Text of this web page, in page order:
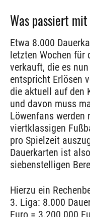
Was passiert
Etwa 8.000
letzten Wochen
verkauft, die es
entspricht Erlösen
die aktuell auf den
und davon muss
Löwenfans
viertklassigen
pro Spielzeit
Dauerkarten ist
siebenstelligen
Hierzu ein
3. Liga: 8.000